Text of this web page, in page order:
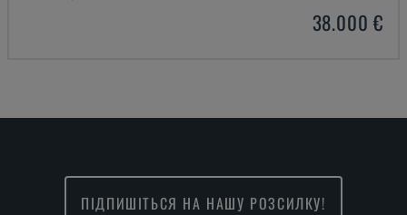
38.000 €
ПІДПИШІТЬСЯ НА НАШУ РОЗСИЛКУ!